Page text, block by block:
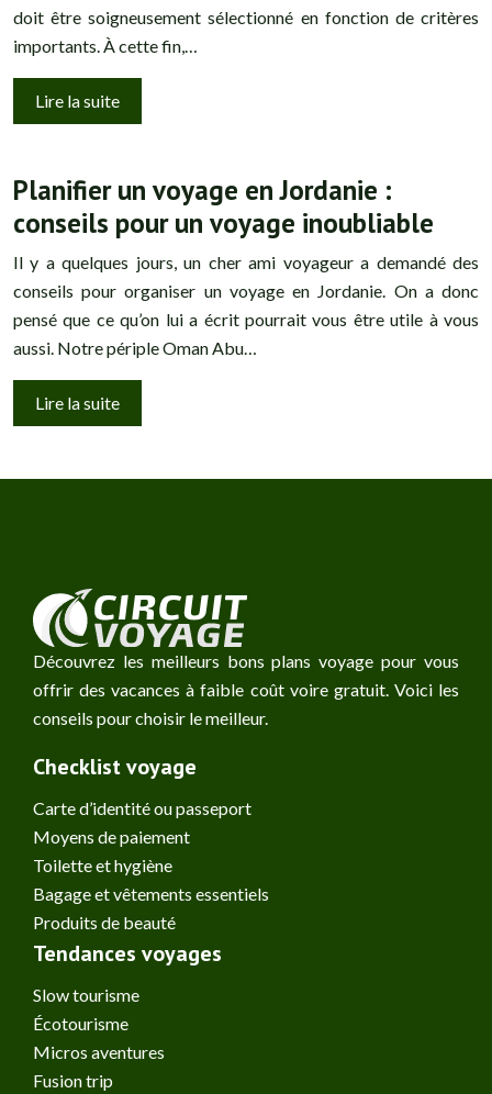
doit être soigneusement sélectionné en fonction de critères
importants. À cette fin,…
Lire la suite
Planifier un voyage en Jordanie :
conseils pour un voyage inoubliable
Il y a quelques jours, un cher ami voyageur a demandé des
conseils pour organiser un voyage en Jordanie. On a donc
pensé que ce qu’on lui a écrit pourrait vous être utile à vous
aussi. Notre périple Oman Abu…
Lire la suite
Découvrez les meilleurs bons plans voyage pour vous
offrir des vacances à faible coût voire gratuit. Voici les
conseils pour choisir le meilleur.
Checklist voyage
Carte d’identité ou passeport
Moyens de paiement
Toilette et hygiène
Bagage et vêtements essentiels
Produits de beauté
Tendances voyages
Slow tourisme
Écotourisme
Micros aventures
Fusion trip